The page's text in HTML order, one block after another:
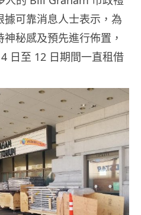
可靠消息人士表示，為
秘感及預先進行佈置，
日至 12 日期間一直租借